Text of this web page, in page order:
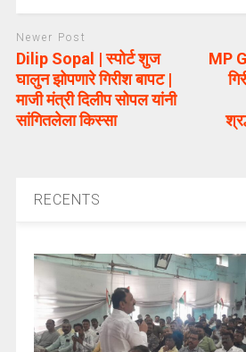
Newer Post
Dilip Sopal | स्पोर्ट शुज
घालुन झोपणारे गिरीश बापट |
माजी मंत्री दिलीप सोपल यांनी
सांगितलेला किस्सा
MP
RECENTS